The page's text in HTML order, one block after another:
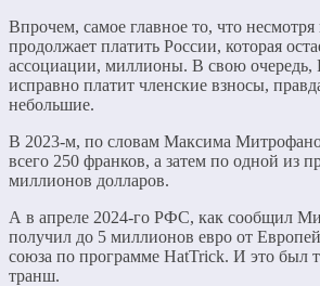
Впрочем, самое главное то, что
продолжает платить России, которая
ассоциации, миллионы. В свою очередь,
исправно платит членские взносы,
небольшие.
В 2023-м, по словам Максима
всего 250 франков, а затем по одной из
миллионов долларов.
А в апреле 2024-го РФС, как сообщил
получил до 5 миллионов евро от
союза по программе HatTrick. И это был
транш.